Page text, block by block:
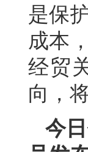
是保
成本
经贸
向，
今